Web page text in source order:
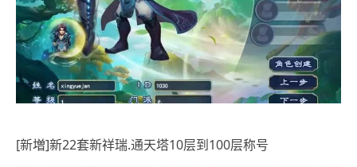
[新増]新22套新祥瑞.通天塔10层到100层称号